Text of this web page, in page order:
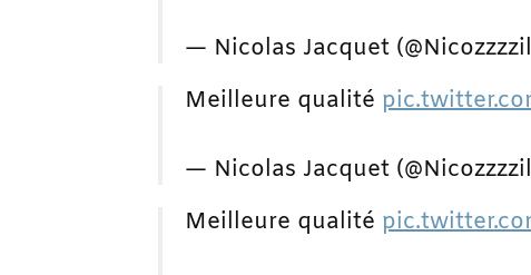
— Nicolas Jacquet
Meilleure qualité
— Nicolas Jacquet
Meilleure qualité